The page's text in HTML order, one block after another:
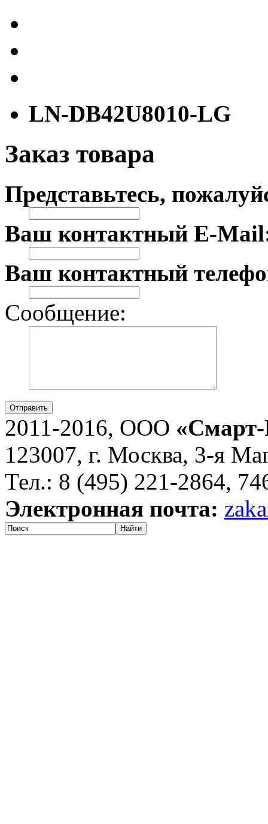
LN-DB42U8010-LG
Заказ товара
Представьтесь,
Ваш контактный E-
Ваш контактный
Сообщение:
Отправить
2011-2016, ООО
123007, г. Москва, 3-я
Тел.: 8 (495) 221-2864,
Электронная почта:
Найти